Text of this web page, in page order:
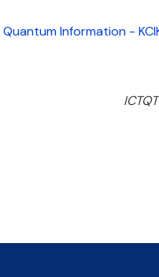
Quantum Information -